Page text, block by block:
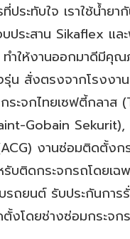
ระทับใจ เราใช้น้ำยา
บประสาน Sikaflex แ
ำให้งานออกมาดีมีคุณ
น สั่งตรงจากโรงงา
ระจกไทยเซฟตี้กลาส
Gobain Sekurit),
งานซ่อมติดตั้ง
บติดกระจกรถโดยเฉ
รถยนต์ รับประกันกา
ตั้งโดยช่างซ่อมกระจ